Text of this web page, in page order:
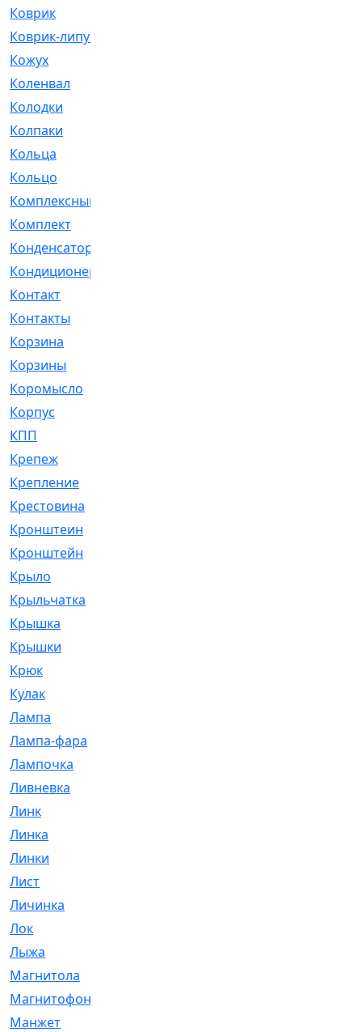
Коврик
Коврик-липучка
Кожух
Коленвал
Колодки
Колпаки
Кольца
Кольцо
Комплексный
Комплект
Конденсатор
Кондиционер
Контакт
Контакты
Корзина
Корзины
Коромысло
Корпус
КПП
Крепеж
Крепление
Крестовина
Кронштеин
Кронштейн
Крыло
Крыльчатка
Крышка
Крышки
Крюк
Кулак
Лампа
Лампа-фара
Лампочка
Ливневка
Линк
Линка
Линки
Лист
Личинка
Лок
Лыжа
Магнитола
Магнитофон
Манжет